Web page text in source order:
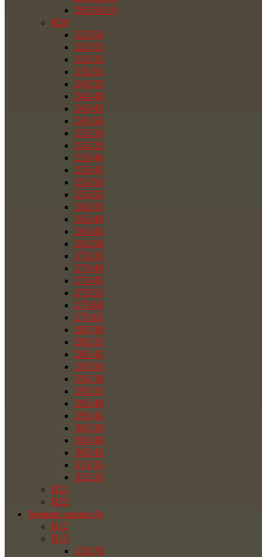
265/50/19
R20
225/50
225/55
235/35
235/55
245/35
245/40
245/45
245/50
255/30
255/35
255/40
255/45
255/50
255/55
265/35
265/40
265/45
265/50
275/35
275/40
275/45
275/55
275/60
275/65
285/30
285/35
285/45
285/50
295/30
295/35
295/40
295/45
305/30
305/40
305/45
315/35
325/35
R21
R22
Зимние шины бу
R12
R13
135/70